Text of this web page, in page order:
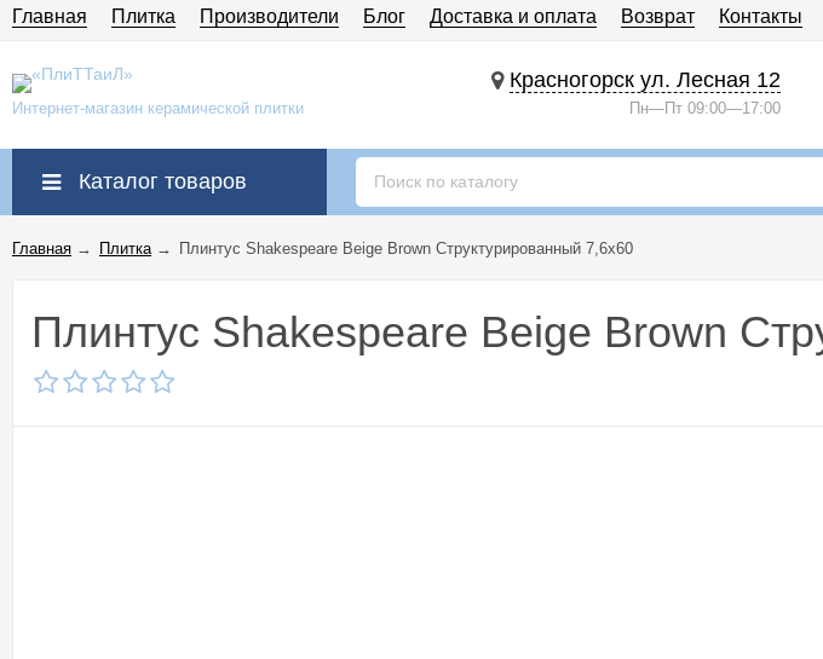
Главная Плитка Производители Блог Доставка и оплата Возврат Контакты
Интернет-магазин керамической плитки
Красногорск ул. Лесная 12
Пн—Пт 09:00—17:00
Каталог товаров
Главная → Плитка→ Плинтус Shakespeare Beige Brown Структурированный 7,6x60
Плинтус Shakespeare Beige Brown